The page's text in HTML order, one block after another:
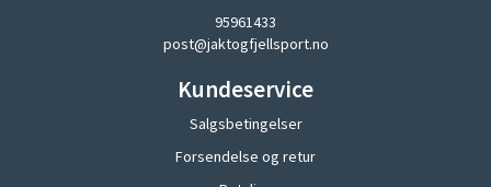
95961433
post@jaktogfjellsport.no
Kundeservice
Salgsbetingelser
Forsendelse og retur